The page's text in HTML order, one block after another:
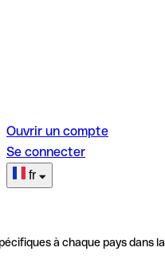
Ouvrir un compte
Se connecter
fr
à chaque pays dans la